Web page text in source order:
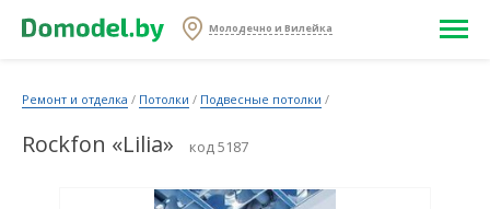
Молодечно и Вилейка
Ремонт и отделка / Потолки / Подвесные потолки /
Rockfon «Lilia» код 5187